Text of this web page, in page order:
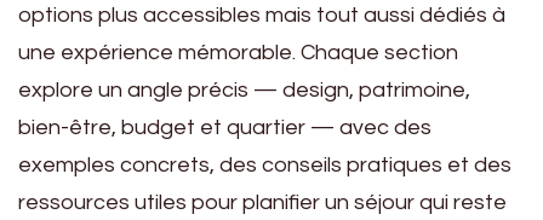
options plus accessibles mais tout aussi dédiés à
une expérience mémorable. Chaque section
explore un angle précis — design, patrimoine,
bien-être, budget et quartier — avec des
exemples concrets, des conseils pratiques et des
ressources utiles pour planifier un séjour qui reste